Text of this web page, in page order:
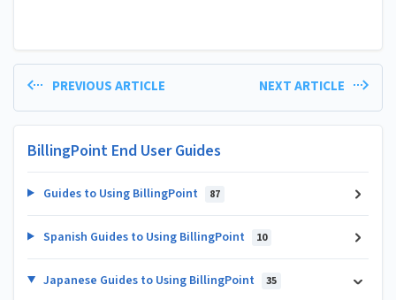
PREVIOUS ARTICLE NEXT ARTICLE
BillingPoint End User Guides
Guides to Using BillingPoint 87
Spanish Guides to Using BillingPoint 10
Japanese Guides to Using BillingPoint 35